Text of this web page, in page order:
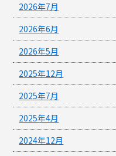
2026年7月
2026年6月
2026年5月
2025年12月
2025年7月
2025年4月
2024年12月